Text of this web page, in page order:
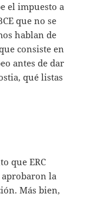
el impuesto a
que no se
hablan de
consiste en
antes de dar
qué listas
que ERC
aprobaron la
Más bien,